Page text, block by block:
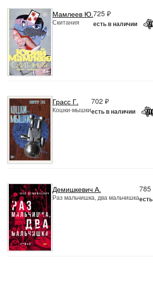
Мамлеев Ю.
Скитания
725 ₽
есть в наличии
Грасс Г.
Кошки-мышки
702 ₽
есть в наличии
Демишкевич А.
Раз мальчишка, два мальчишка
785